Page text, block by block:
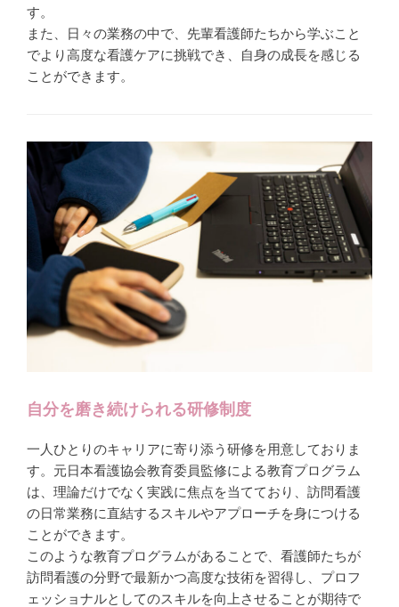
す。
また、日々の業務の中で、先輩看護師たちから学ぶこと
でより高度な看護ケアに挑戦でき、自身の成長を感じる
ことができます。
自分を磨き続けられる研修制度
一人ひとりのキャリアに寄り添う研修を用意しておりま
す。元日本看護協会教育委員監修による教育プログラム
は、理論だけでなく実践に焦点を当てており、訪問看護
の日常業務に直結するスキルやアプローチを身につける
ことができます。
このような教育プログラムがあることで、看護師たちが
訪問看護の分野で最新かつ高度な技術を習得し、プロフ
ェッショナルとしてのスキルを向上させることが期待で